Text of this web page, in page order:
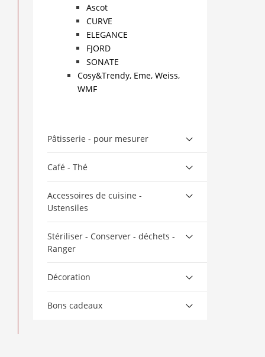
Ascot
CURVE
ELEGANCE
FJORD
SONATE
Cosy&Trendy, Eme, Weiss,
WMF
Pâtisserie - pour mesurer
Café - Thé
Accessoires de cuisine -
Ustensiles
Stériliser - Conserver - déchets -
Ranger
Décoration
Bons cadeaux